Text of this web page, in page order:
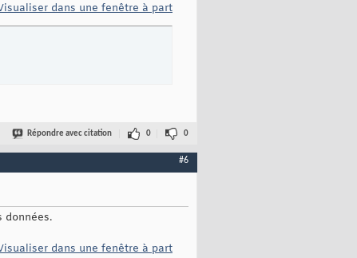
dans une fenêtre à part
Répondre avec citation 0 0
#6
données.
dans une fenêtre à part